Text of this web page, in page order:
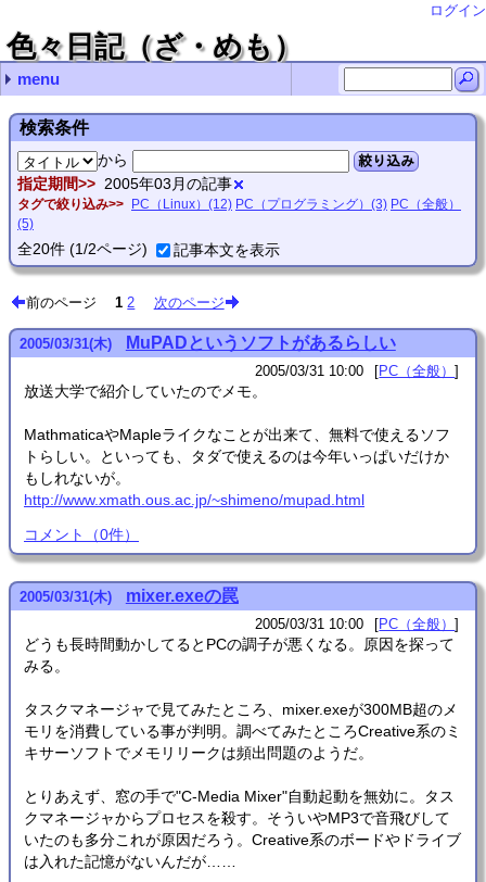
ログイン
色々日記（ざ・めも）
menu
最近の記事
NetGear A6210で5Gが繋がらないことがある
RubyのHttpClientはそろそろ捨てるべき？
Ruby XMLRPCでdokuwikiのAPIをコールするとエラー
SDHCカードは壊れる(特にRaspberryPiのものは)
ディスクのワイプあれこれ
最近のコメント
VHSデジタル化(再) url
Thunderbirdの文字化け対処法 you
ASUS Xonar U7の点滅死問題 nab
Thunderbirdの文字化け対処法 感謝！
RubyでUTF-8ファイル名＆外部コマンド実行 zetamatta
月別の記事リスト
2025年 (1)
2025年03月 (1)
2024年 (2)
2024年04月 (1)
2024年02月 (1)
2023年 (3)
2023年11月 (1)
2023年10月 (2)
2022年 (4)
2022年08月 (1)
2022年06月 (1)
2022年05月 (1)
2022年02月 (1)
2021年 (4)
2021年12月 (1)
2021年09月 (1)
2021年07月 (2)
2020年 (5)
2020年12月 (2)
2020年11月 (1)
2020年05月 (1)
2020年03月 (1)
2019年 (6)
2019年11月 (1)
2019年10月 (1)
2019年08月 (1)
2019年02月 (2)
2019年01月 (1)
2018年 (3)
2018年12月 (1)
2018年11月 (2)
2017年 (2)
2017年09月 (1)
2017年07月 (1)
2016年 (1)
2016年01月 (1)
2015年 (5)
2015年07月 (3)
2015年06月 (1)
2015年04月 (1)
2014年 (12)
2014年11月 (1)
2014年10月 (1)
2014年08月 (3)
2014年06月 (2)
2014年05月 (1)
2014年04月 (1)
2014年02月 (1)
2014年01月 (2)
2013年 (17)
2013年12月 (4)
2013年11月 (4)
2013年10月 (4)
2013年07月 (2)
2013年06月 (1)
2013年05月 (1)
2013年02月 (1)
2012年 (5)
2012年07月 (2)
2012年06月 (2)
2012年01月 (1)
2011年 (26)
2011年12月 (8)
2011年11月 (5)
2011年07月 (2)
2011年06月 (1)
2011年05月 (2)
2011年04月 (2)
2011年02月 (5)
2011年01月 (1)
2010年 (4)
2010年12月 (1)
2010年11月 (1)
2010年10月 (1)
2010年07月 (1)
2009年 (4)
2009年08月 (1)
2009年07月 (2)
2009年03月 (1)
2008年 (27)
2008年11月 (2)
2008年10月 (1)
2008年09月 (3)
2008年08月 (9)
2008年07月 (4)
2008年06月 (1)
2008年04月 (1)
2008年02月 (4)
2008年01月 (2)
2007年 (48)
2007年12月 (1)
2007年11月 (12)
2007年10月 (8)
2007年08月 (3)
2007年07月 (9)
2007年06月 (3)
2007年05月 (8)
2007年03月 (2)
2007年02月 (1)
2007年01月 (1)
2006年 (27)
2006年12月 (4)
2006年08月 (1)
2006年07月 (1)
2006年06月 (1)
2006年05月 (9)
2006年04月 (3)
2006年03月 (3)
2006年02月 (5)
2005年 (98)
2005年10月 (14)
2005年09月 (9)
2005年08月 (3)
2005年07月 (6)
2005年06月 (5)
2005年05月 (10)
2005年04月 (16)
2005年03月 (20)
2005年02月 (10)
2005年01月 (5)
2004年 (167)
2004年12月 (14)
2004年11月 (10)
2004年10月 (6)
2004年09月 (10)
2004年08月 (28)
2004年07月 (3)
2004年06月 (11)
2004年05月 (6)
2004年04月 (18)
2004年03月 (23)
2004年02月 (27)
2004年01月 (11)
2003年 (68)
2003年12月 (5)
2003年11月 (9)
2003年10月 (3)
2003年09月 (3)
2003年08月 (4)
2003年07月 (4)
2003年06月 (10)
2003年05月 (12)
2003年04月 (7)
2003年03月 (3)
2003年02月 (7)
2003年01月 (1)
2002年 (32)
2002年11月 (2)
2002年09月 (1)
2002年08月 (2)
2002年07月 (8)
2002年06月 (1)
2002年05月 (1)
2002年03月 (4)
2002年02月 (11)
2002年01月 (2)
2001年 (28)
2001年12月 (7)
2001年10月 (4)
2001年08月 (2)
2001年07月 (5)
2001年06月 (3)
2001年05月 (7)
タグPC（全般） (313)
PC（Linux） (153)
PC（プログラミング） (83)
工作 (3)
家電 (13)
その他 (6)
動画制作 (4)
お絵かき (15)
情報工学 (7)
- (1)
(none) (1)
検索条件
から 絞り込み
指定期間 2005年03月の記事
タグで絞り込み PC（Linux）(12) PC（プログラミング）(3) PC（全般）
(5)
全20件 (1/2ページ) 記事本文を表示
前のページ 1 2 次のページ
2005/03/31(木) MuPADというソフトがあるらしい
2005/03/31 10:00 PC（全般）
放送大学で紹介していたのでメモ。
MathmaticaやMapleライクなことが出来て、無料で使えるソフ
トらしい。といっても、タダで使えるのは今年いっぱいだけか
もしれないが。
http://www.xmath.ous.ac.jp/~shimeno/mupad.html
コメント （0件）
2005/03/31(木) mixer.exeの罠
2005/03/31 10:00 PC（全般）
どうも長時間動かしてるとPCの調子が悪くなる。原因を探って
みる。
タスクマネージャで見てみたところ、mixer.exeが300MB超のメ
モリを消費している事が判明。調べてみたところCreative系のミ
キサーソフトでメモリリークは頻出問題のようだ。
とりあえず、窓の手で"C-Media Mixer"自動起動を無効に。タス
クマネージャからプロセスを殺す。そういやMP3で音飛びして
いたのも多分これが原因だろう。Creative系のボードやドライブ
は入れた記憶がないんだが……